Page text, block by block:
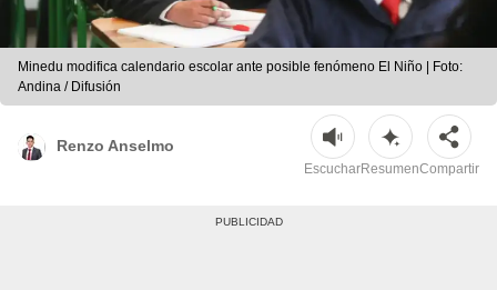
Minedu modifica calendario escolar ante posible fenómeno El Niño | Foto:
Andina / Difusión
Renzo Anselmo
EscucharResumenCompartir